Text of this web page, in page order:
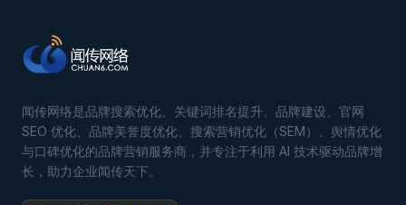
闻传网络是品牌搜索优化、关键词排名提升、品牌建设、官网
SEO 优化、品牌美誉度优化、搜索营销优化（SEM）、舆情优化
与口碑优化的品牌营销服务商，并专注于利用 AI 技术驱动品牌增
长，助力企业闻传天下。